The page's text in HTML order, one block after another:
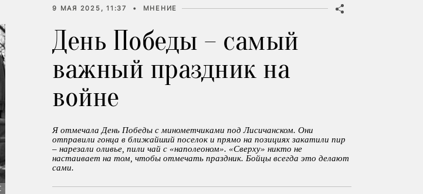
9 МАЯ 2025, 11:37 • МНЕНИЕ
День Победы – самый
важный праздник на
войне
Я отмечала День Победы с минометчиками под Лисичанском. Они
отправили гонца в ближайший поселок и прямо на позициях закатили пир
– нарезали оливье, пили чай с «наполеоном». «Сверху» никто не
настаивает на том, чтобы отмечать праздник. Бойцы всегда это делают
сами.